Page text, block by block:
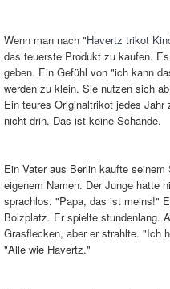
Wenn man nach "Havertz trikot
das teuerste Produkt zu kaufen.
geben. Ein Gefühl von "ich kann
werden zu klein. Sie nutzen sich
Ein teures Originaltrikot jedes
nicht drin. Das ist keine Schande.
Ein Vater aus Berlin kaufte
eigenem Namen. Der Junge hatte
sprachlos. "Papa, das ist meins!"
Bolzplatz. Er spielte stundenlang.
Grasflecken, aber er strahlte. "Ich
"Alle wie Havertz."